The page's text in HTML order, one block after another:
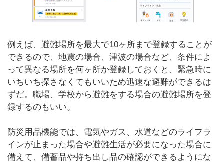
例えば、避難場所を最大で10ヶ所まで登録することが
できるので、地震の場合、津波の場合など、条件によ
って異なる場所を何ヶ所か登録しておくと、緊急時に
いちいち探さなくてもいいため迅速な避難ができるは
ずだ。職場、学校から避難をする場合の避難場所を登
録するのもいい。
防災用品機能では、電気やガス、水道などのライフラ
インが止まった場合や避難生活が必要になった場合に
備えて、備蓄品や持ち出し品の確認ができるようにな